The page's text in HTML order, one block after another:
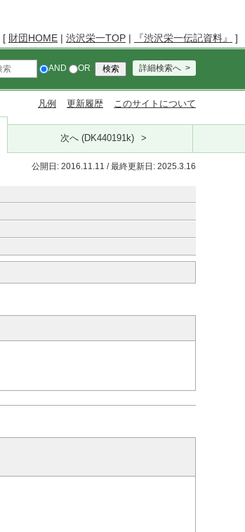
[ 財団HOME | 渋沢栄一TOP | 『渋沢栄一伝記資料』 ]
AND OR 詳細検索へ
凡例 更新履歴 このサイトについて
次へ (DK440191k)
公開日: 2016.11.11 / 最終更新日: 2025.3.16